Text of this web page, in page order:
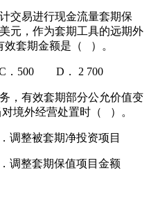
交易进行现金流量套期保
元，作为套期工具的远期外
效套期金额是（ ）。
500 D． 2 700
，有效套期部分公允价值变
境外经营处置时（ ）。
被套期净投资项目
套期保值项目金额